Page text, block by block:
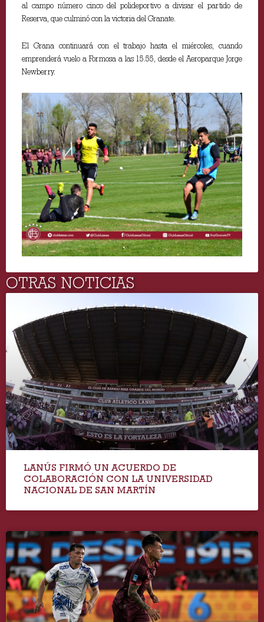
al campo número cinco del polideportivo a divisar el partido de
Reserva, que culminó con la victoria del Granate.
El Grana continuará con el trabajo hasta el miércoles, cuando
emprenderá vuelo a Formosa a las 15.55, desde el Aeroparque Jorge
Newberry.
OTRAS NOTICIAS
LANÚS FIRMÓ UN ACUERDO DE
COLABORACIÓN CON LA UNIVERSIDAD
NACIONAL DE SAN MARTÍN